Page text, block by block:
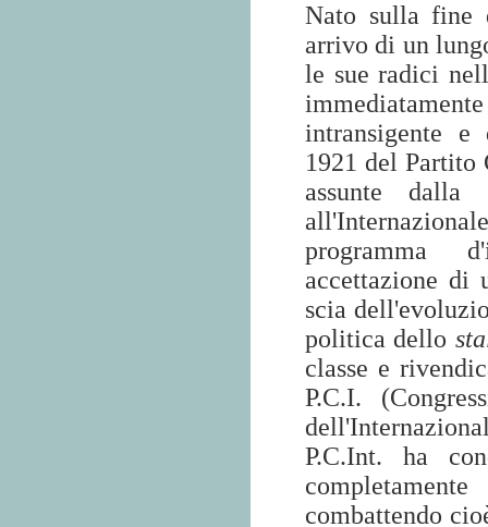
Nato sulla fine
arrivo di un
le sue radici
intransigente e
1921 del
assunte
programma
accettazione di
scia
politica dello
classe e
P.C.I.
P.C.Int. ha
combattendo